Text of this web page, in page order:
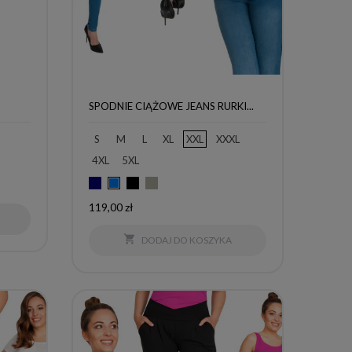
SPODNIE CIĄŻOWE JEANS RURKI...
S M L XL XXL
XXXL
4XL
5XL
Niebieski
Cena
119,00 zł
 DODAJ DO KOSZYKA